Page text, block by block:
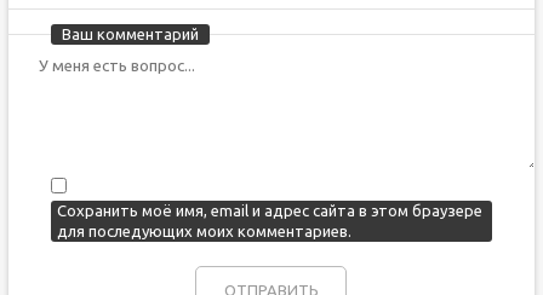
Ваш комментарий
Сохранить моё имя, email и адрес сайта в этом браузере
для последующих моих комментариев.